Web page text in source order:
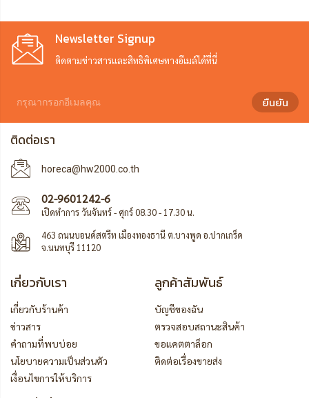
Newsletter Signup
ติดตามข่าวสารและสิทธิพิเศษทางอีเมล์ได้ที่นี่
ยืนยัน
ติดต่อเรา
horeca@hw2000.co.th
02-9601242-6
เปิดทำการ วันจันทร์ - ศุกร์ 08.30 - 17.30 น.
463 ถนนบอนด์สตรีท เมืองทองธานี ต.บางพูด อ.ปากเกร็ด
จ.นนทบุรี 11120
เกี่ยวกับเรา
เกี่ยวกับร้านค้า
ข่าวสาร
คำถามที่พบบ่อย
นโยบายความเป็นส่วนตัว
เงื่อนไขการให้บริการ
ลูกค้าสัมพันธ์
บัญชีของฉัน
ตรวจสอบสถานะสินค้า
ขอแคตตาล็อก
ติดต่อเรื่องขายส่ง